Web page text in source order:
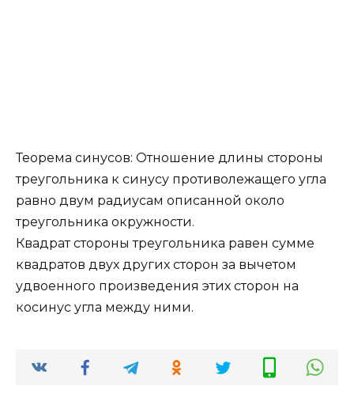
Теорема синусов: Отношение длины стороны
треугольника к синусу противолежащего угла
равно двум радиусам описанной около
треугольника окружности.
Квадрат стороны треугольника равен сумме
квадратов двух других сторон за вычетом
удвоенного произведения этих сторон на
косинус угла между ними.